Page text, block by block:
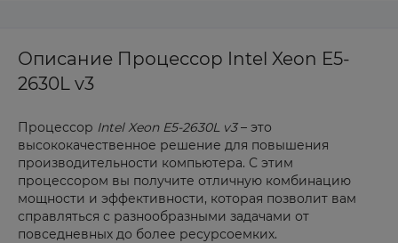
Описание Процессор Intel Xeon E5-
2630L v3
Процессор Intel Xeon E5-2630L v3– это
высококачественное решение для повышения
производительности компьютера. С этим
процессором вы получите отличную комбинацию
мощности и эффективности, которая позволит вам
справляться с разнообразными задачами от
повседневных до более ресурсоемких.